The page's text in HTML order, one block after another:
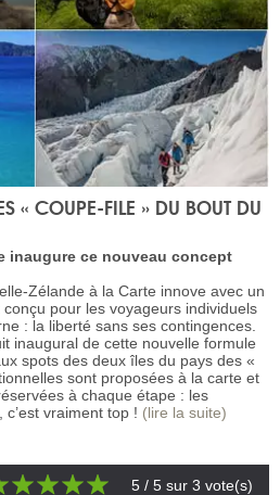
« COUPE-FILE » DU BOUT DU
inaugure ce nouveau concept
Zélande à la Carte innove avec un
pour les voyageurs individuels
: la liberté sans ses contingences.
inaugural de cette nouvelle formule
spots des deux îles du pays des «
sont proposées à la carte et
à chaque étape : les
vraiment top ! (lire la suite)
5 / 5 sur 3 vote(s)